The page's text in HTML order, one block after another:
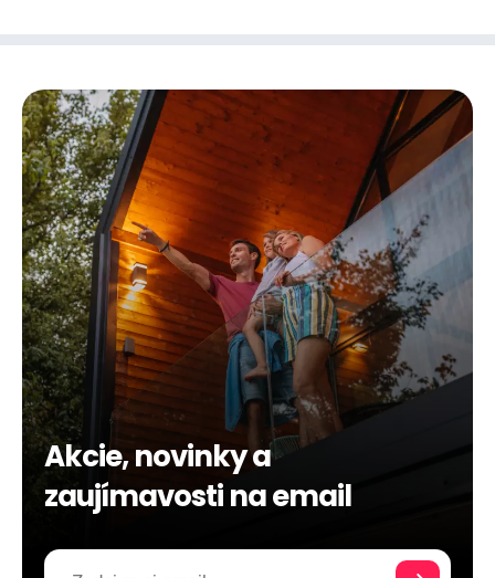
Akcie, novinky a
zaujímavosti na email